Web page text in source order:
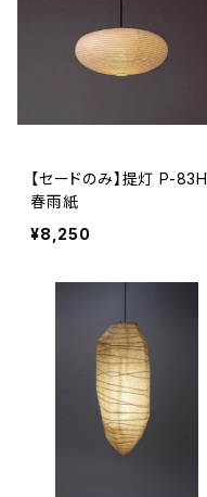
【セードのみ】提灯 P-83H
春雨紙
¥8,250